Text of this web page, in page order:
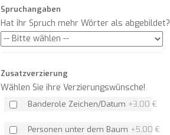
Spruchangaben
Hat ihr Spruch mehr Wörter als abgebildet?
Zusatzverzierung
Wählen Sie ihre Verzierungswünsche!
Banderole Zeichen/Datum +3,00 €
Personen unter dem Baum +5,00 €